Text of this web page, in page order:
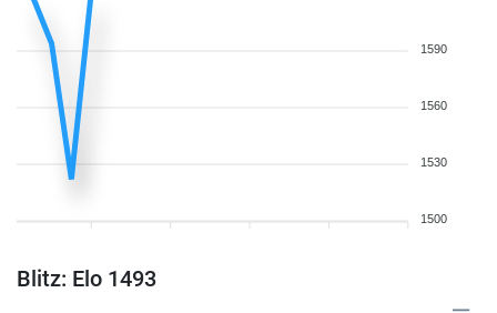
1590
1560
1530
1500
Blitz: Elo 1493